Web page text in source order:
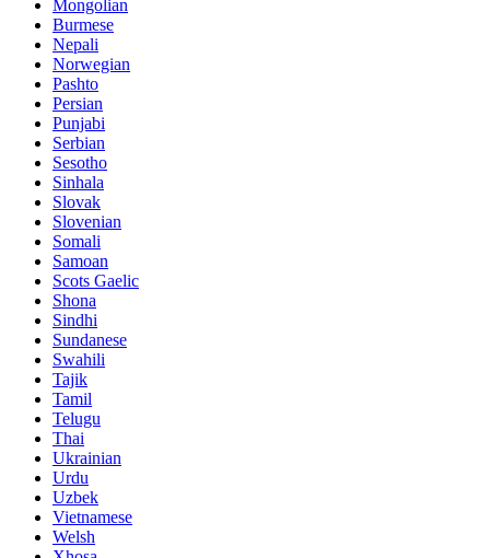
Mongolian
Burmese
Nepali
Norwegian
Pashto
Persian
Punjabi
Serbian
Sesotho
Sinhala
Slovak
Slovenian
Somali
Samoan
Scots Gaelic
Shona
Sindhi
Sundanese
Swahili
Tajik
Tamil
Telugu
Thai
Ukrainian
Urdu
Uzbek
Vietnamese
Welsh